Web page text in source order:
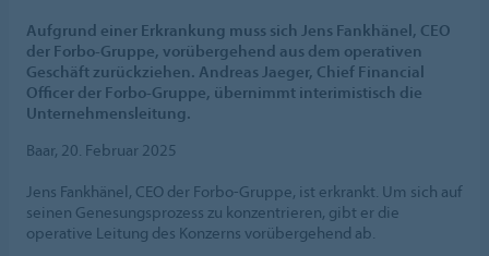
Aufgrund einer Erkrankung muss sich Jens Fankhänel, CEO
der Forbo-Gruppe, vorübergehend aus dem operativen
Geschäft zurückziehen. Andreas Jaeger, Chief Financial
Officer der Forbo-Gruppe, übernimmt interimistisch die
Unternehmensleitung.
Baar, 20. Februar 2025
Jens Fankhänel, CEO der Forbo-Gruppe, ist erkrankt. Um sich auf
seinen Genesungsprozess zu konzentrieren, gibt er die
operative Leitung des Konzerns vorübergehend ab.